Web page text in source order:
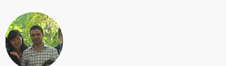
Encuentra una oficina
Sobre nosotros
Quiénes somos